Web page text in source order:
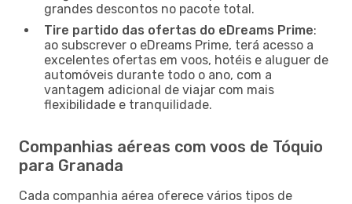
grandes descontos no pacote total.
Tire partido das ofertas do eDreams Prime:
ao subscrever o eDreams Prime, terá acesso a
excelentes ofertas em voos, hotéis e aluguer de
automóveis durante todo o ano, com a
vantagem adicional de viajar com mais
flexibilidade e tranquilidade.
Companhias aéreas com voos de Tóquio
para Granada
Cada companhia aérea oferece vários tipos de